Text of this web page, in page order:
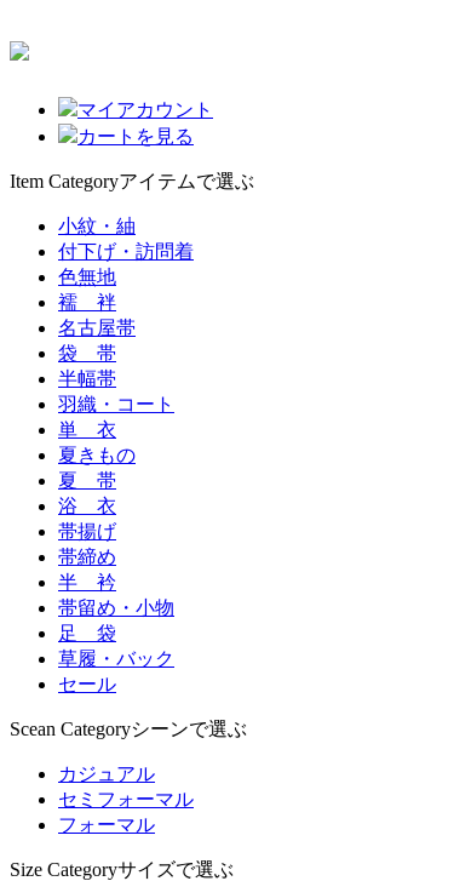
マイアカウント
カートを見る
Item Categoryアイテムで選ぶ
小紋・紬
付下げ・訪問着
色無地
襦 袢
名古屋帯
袋 帯
半幅帯
羽織・コート
単 衣
夏きもの
夏 帯
浴 衣
帯揚げ
帯締め
半 衿
帯留め・小物
足 袋
草履・バック
セール
Scean Categoryシーンで選ぶ
カジュアル
セミフォーマル
フォーマル
Size Categoryサイズで選ぶ